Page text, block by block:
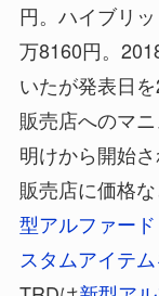
円。ハイブリ
万8160円。
いたが発表日
販売店へのマ
明けから開始
販売店に価格
型アルファー
スタムアイテム